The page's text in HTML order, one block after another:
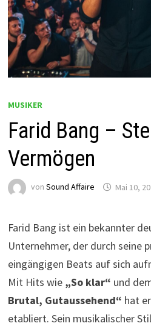
MUSIKER
Farid Bang –
Vermögen
von Sound Affaire Mai 10,
Farid Bang ist ein bekannter
Unternehmer, der durch seine
eingängigen Beats auf sich
Mit Hits wie „So klar“ und
Brutal, Gutaussehend“ hat
etabliert. Sein musikalischer